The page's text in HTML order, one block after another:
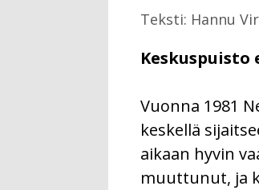
Teksti: Hannu
Vuonna 1981
keskellä
aikaan hyvin
muuttunut, ja